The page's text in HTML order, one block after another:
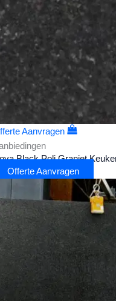
Aanvragen
Black Poli Graniet
Offerte Aanvragen